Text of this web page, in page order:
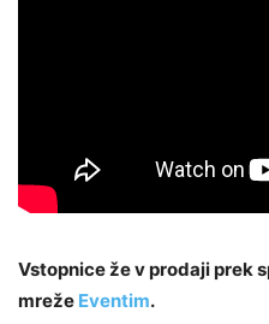
Vstopnice že v prodaji prek
mreže Eventim.